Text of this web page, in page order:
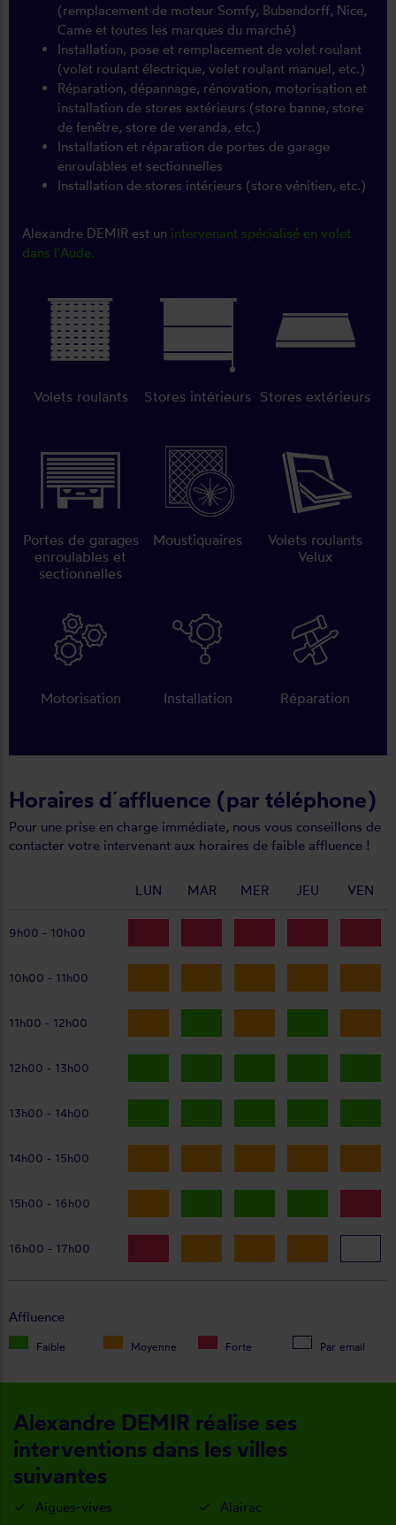
(remplacement de moteur Somfy, Bubendorff, Nice,
Came et toutes les marques du marché)
Installation, pose et remplacement de volet roulant
(volet roulant électrique, volet roulant manuel, etc.)
Réparation, dépannage, rénovation, motorisation et
installation de stores extérieurs (store banne, store
de fenêtre, store de veranda, etc.)
Installation et réparation de portes de garage
enroulables et sectionnelles
Installation de stores intérieurs (store vénitien, etc.)
Alexandre DEMIR est un intervenant spécialisé en volet
dans l'Aude.
Volets roulants Stores intérieurs Stores extérieurs
Portes de garages
enroulables et
sectionnelles
Moustiquaires
Volets roulants
Velux
Motorisation Installation Réparation
Horaires d´affluence (par téléphone)
Pour une prise en charge immédiate, nous vous conseillons de
contacter votre intervenant aux horaires de faible affluence !
9h00 - 10h00
10h00 - 11h00
11h00 - 12h00
12h00 - 13h00
13h00 - 14h00
14h00 - 15h00
15h00 - 16h00
16h00 - 17h00
LUN MAR MER JEU VEN
Affluence
Faible Moyenne Forte Par email
Alexandre DEMIR réalise ses
interventions dans les villes
suivantes
Aigues-vives Alairac